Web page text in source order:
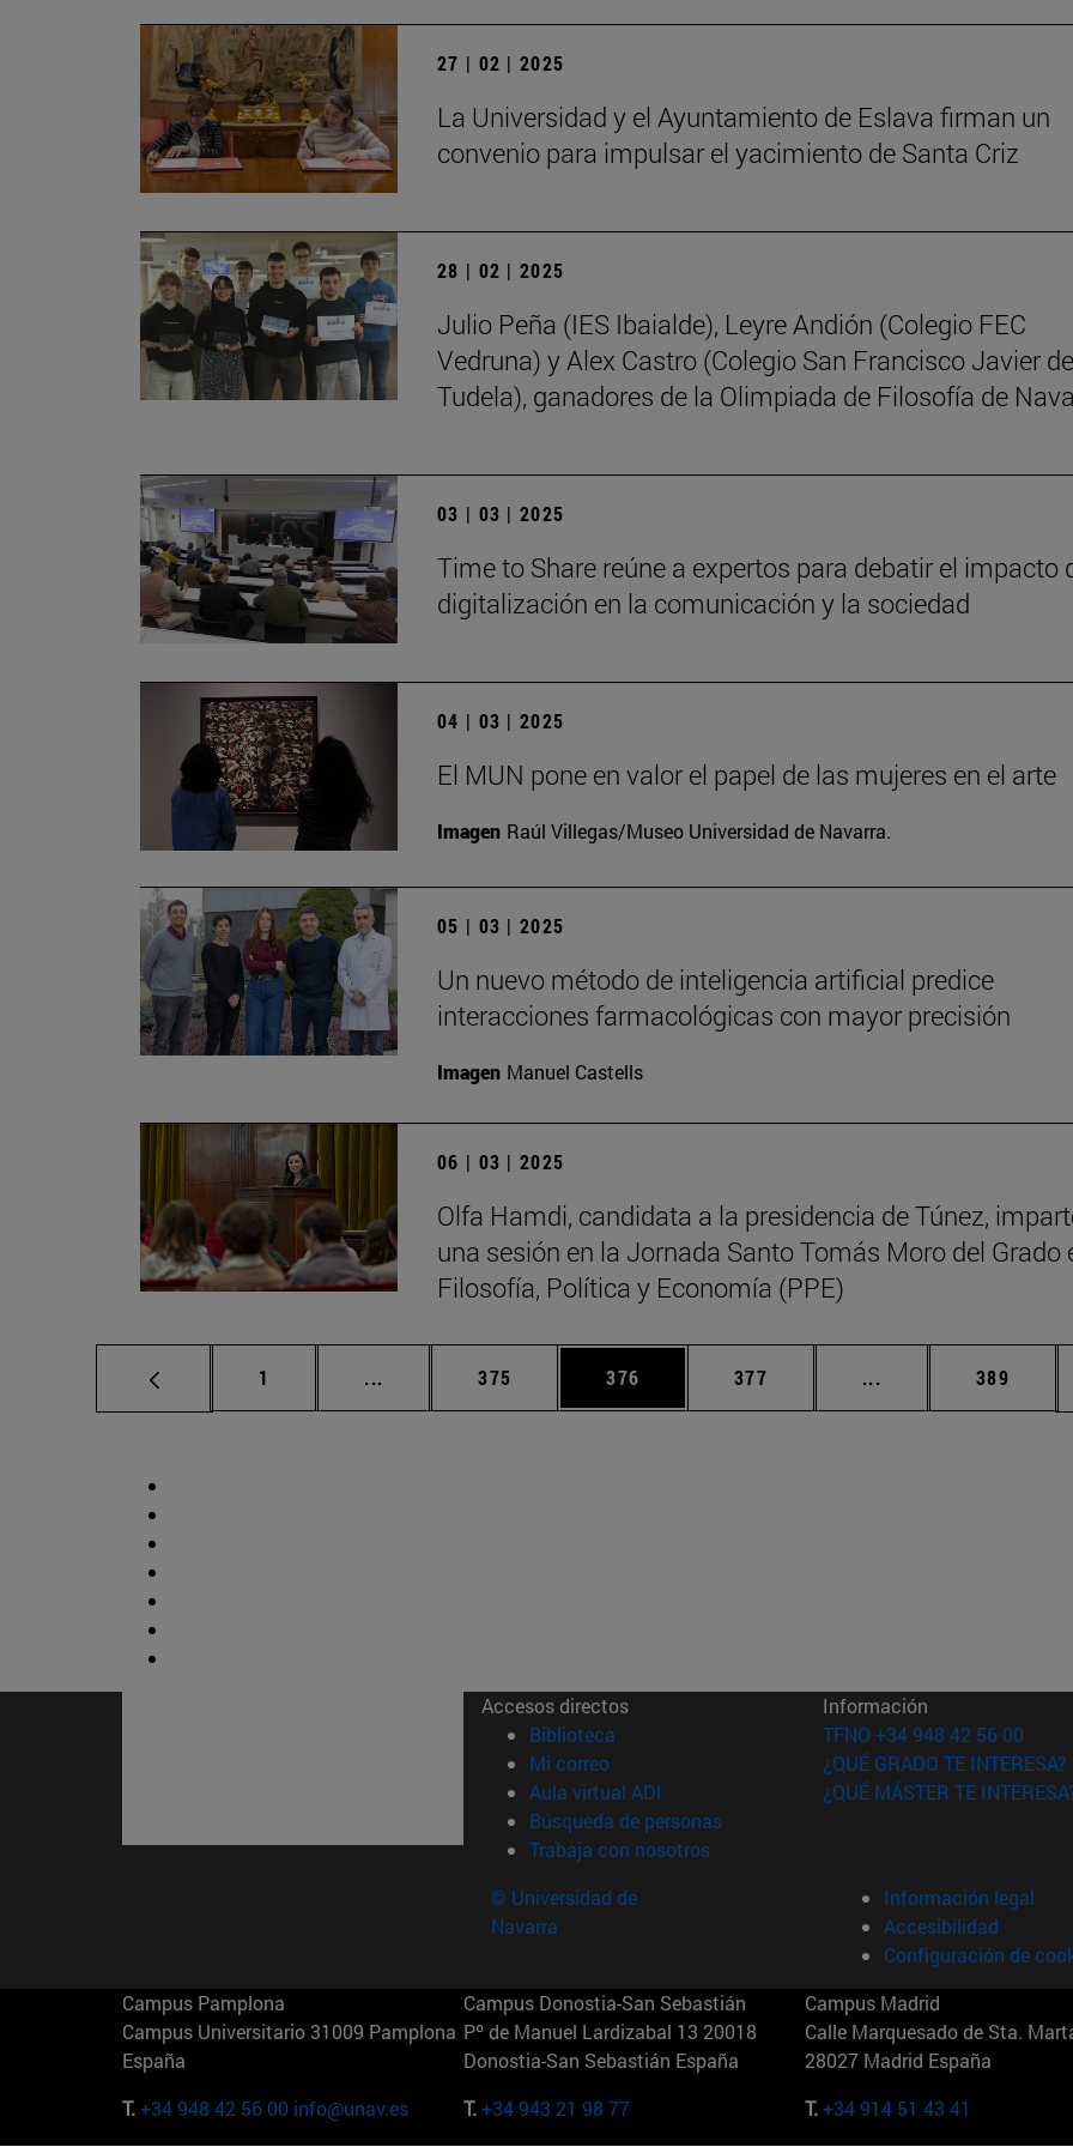
27 | 02 | 2025
La Universidad y el Ayuntamiento de Eslava firman un
convenio para impulsar el yacimiento de Santa Criz
28 | 02 | 2025
Julio Peña (IES Ibaialde), Leyre Andión (Colegio FEC
Vedruna) y Alex Castro (Colegio San Francisco Javier de
Tudela), ganadores de la Olimpiada de Filosofía de
03 | 03 | 2025
Time to Share reúne a expertos para debatir el impacto
digitalización en la comunicación y la sociedad
04 | 03 | 2025
El MUN pone en valor el papel de las mujeres en el arte
Imagen Raúl Villegas/Museo Universidad de Navarra.
05 | 03 | 2025
Un nuevo método de inteligencia artificial predice
interacciones farmacológicas con mayor precisión
Imagen Manuel Castells
06 | 03 | 2025
Olfa Hamdi, candidata a la presidencia de Túnez,
una sesión en la Jornada Santo Tomás Moro del Grado
Filosofía, Política y Economía (PPE)
Página
1 ... Páginas intermedias Use TAB para desplazarse.
Página
375 Página
376 Página
377 ... Páginas intermedias
Página
389
Accesos directos
Biblioteca (abre en nueva ventana)
Mi correo(abre en nueva ventana)
Aula virtual ADI (abre en nueva ventana)
Búsqueda de personas(abre en nueva ventana)
Trabaja con nosotros(abre en nueva ventana)
Información
TFNO +34 948 42 56 00
¿QUÉ GRADO TE INTERESA?
¿QUÉ MÁSTER TE
© Universidad de
Navarra
Información legal
Accesibilidad
Configuración de
Campus Pamplona
Campus Universitario 31009 Pamplona
España
T.+34 948 42 56 00 info@unav.es
Campus Donostia-San Sebastián
Pº de Manuel Lardizabal 13 20018
Donostia-San Sebastián España
T.+34 943 21 98 77
Campus Madrid
Calle Marquesado de Sta.
28027 Madrid España
T.+34 914 51 43 41